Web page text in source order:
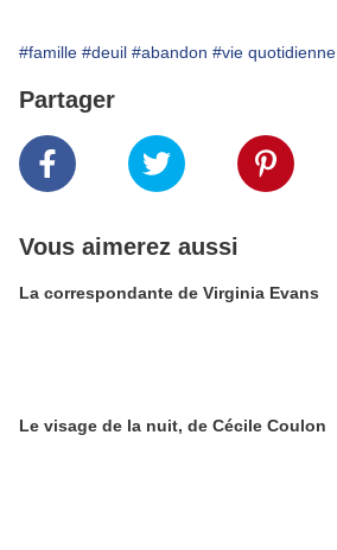
#famille #deuil #abandon #vie quotidienne
Partager
Vous aimerez aussi
La correspondante de Virginia Evans
Le visage de la nuit, de Cécile Coulon